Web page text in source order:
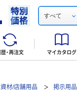
すべて
・再注文 マイカタログ
材/店舗用品 掲示用品